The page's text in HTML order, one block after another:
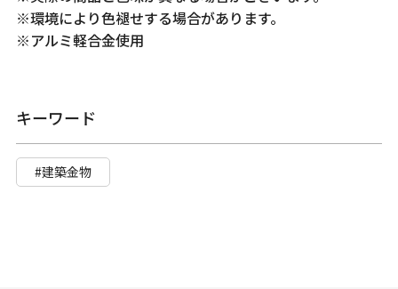
※環境により色褪せする場合があります。
※アルミ軽合金使用
キーワード
#建築金物